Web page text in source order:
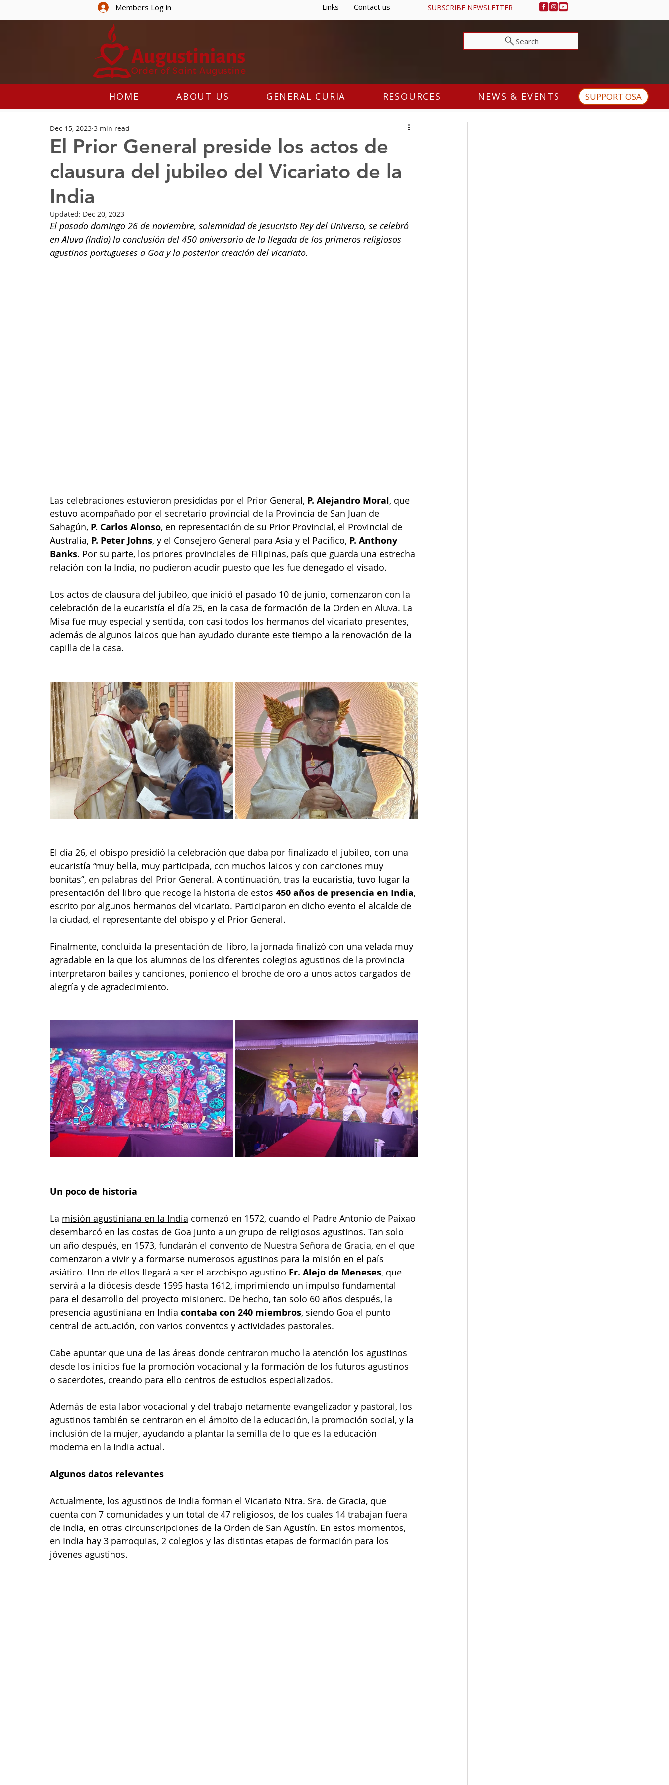
Members Log in Links Contact us SUBSCRIBE NEWSLETTER
Search
HOME ABOUT US GENERAL CURIA RESOURCES NEWS & EVENTS SUPPORT OSA
El Prior General preside los actos de
clausura del jubileo del Vicariato de la
India
Dec 15, 2023 3 min read
Updated: Dec 20, 2023
El pasado domingo 26 de noviembre, solemnidad de Jesucristo Rey del Universo, se celebró
en Aluva (India) la conclusión del 450 aniversario de la llegada de los primeros religiosos
agustinos portugueses a Goa y la posterior creación del vicariato.
Las celebraciones estuvieron presididas por el Prior General, P. Alejandro Moral, que
estuvo acompañado por el secretario provincial de la Provincia de San Juan de
Sahagún, P. Carlos Alonso, en representación de su Prior Provincial, el Provincial de
Australia, P. Peter Johns, y el Consejero General para Asia y el Pacífico, P. Anthony
Banks. Por su parte, los priores provinciales de Filipinas, país que guarda una estrecha
relación con la India, no pudieron acudir puesto que les fue denegado el visado.
Los actos de clausura del jubileo, que inició el pasado 10 de junio, comenzaron con la
celebración de la eucaristía el día 25, en la casa de formación de la Orden en Aluva. La
Misa fue muy especial y sentida, con casi todos los hermanos del vicariato presentes,
además de algunos laicos que han ayudado durante este tiempo a la renovación de la
capilla de la casa.
El día 26, el obispo presidió la celebración que daba por finalizado el jubileo, con una
eucaristía “muy bella, muy participada, con muchos laicos y con canciones muy
bonitas”, en palabras del Prior General. A continuación, tras la eucaristía, tuvo lugar la
presentación del libro que recoge la historia de estos 450 años de presencia en India,
escrito por algunos hermanos del vicariato. Participaron en dicho evento el alcalde de
la ciudad, el representante del obispo y el Prior General.
Finalmente, concluida la presentación del libro, la jornada finalizó con una velada muy
agradable en la que los alumnos de los diferentes colegios agustinos de la provincia
interpretaron bailes y canciones, poniendo el broche de oro a unos actos cargados de
alegría y de agradecimiento.
Un poco de historia
La misión agustiniana en la India comenzó en 1572, cuando el Padre Antonio de Paixao
desembarcó en las costas de Goa junto a un grupo de religiosos agustinos. Tan solo
un año después, en 1573, fundarán el convento de Nuestra Señora de Gracia, en el que
comenzaron a vivir y a formarse numerosos agustinos para la misión en el país
asiático. Uno de ellos llegará a ser el arzobispo agustino Fr. Alejo de Meneses, que
servirá a la diócesis desde 1595 hasta 1612, imprimiendo un impulso fundamental
para el desarrollo del proyecto misionero. De hecho, tan solo 60 años después, la
presencia agustiniana en India contaba con 240 miembros, siendo Goa el punto
central de actuación, con varios conventos y actividades pastorales.
Cabe apuntar que una de las áreas donde centraron mucho la atención los agustinos
desde los inicios fue la promoción vocacional y la formación de los futuros agustinos
o sacerdotes, creando para ello centros de estudios especializados.
Además de esta labor vocacional y del trabajo netamente evangelizador y pastoral, los
agustinos también se centraron en el ámbito de la educación, la promoción social, y la
inclusión de la mujer, ayudando a plantar la semilla de lo que es la educación
moderna en la India actual.
Algunos datos relevantes
Actualmente, los agustinos de India forman el Vicariato Ntra. Sra. de Gracia, que
cuenta con 7 comunidades y un total de 47 religiosos, de los cuales 14 trabajan fuera
de India, en otras circunscripciones de la Orden de San Agustín. En estos momentos,
en India hay 3 parroquias, 2 colegios y las distintas etapas de formación para los
jóvenes agustinos.